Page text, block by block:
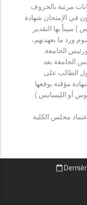
مرتبة بالحروف
في الإمتحان شهادة
مبيناً بها التقدير
ورد ما بعهدتهم،
الجامعة.
الجامعة بعد
الطالب على
مؤقتة يوقعها
أو الليسانس )
مجلس الكلية